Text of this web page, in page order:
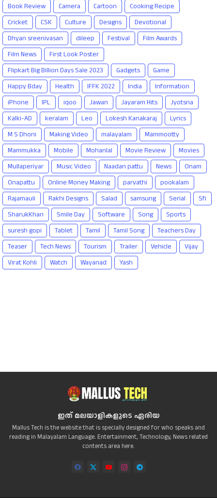
Book Review
Camera Cartoon
Cooking Recipe
Cricket
CSK Culture Designs
Devotional
Dhyan sreenivasan
dileep Festival
Film Awards
Film News
First Look Poster
Flipkart Big Billion Days Sale 2023
Gadgets
Game
Happy Bday
Health IFFK 2022 India
Information
iPhone
IPL iqoo Jawan Jayaram Hits
Jyotsna
Kalki-AD
keralam Leo Lokesh Kanakaraj
Lyrics
M S Dhoni
Making Video malayalam
Mammootty
Mammukka
Mobile Mohanlal Movie Review
Movies
Mullaperiyar
Music Video Naadan pattu News
Onam
Onapattu
Online Money Making parvathi
pookalam
Rajamauli
Rakhi Designs Salad samsung Serial
Sfi
SharukKhan
Smile Day Software Song
Sports
suresh gopi
Tablet Tamil Tamil Song
Teachers Day
Teaser
Tech News Tourism Trailer Vehicle
Vijay
Virat Kohli
Watch Wayanad Yash
ഇത് മലയാളികളുടെ ഏരിയ
Mallus Tech is the website that is specially designed for who speaks and
reading in Malayalam Language. Entertainment, Technology, News related
contents area here.